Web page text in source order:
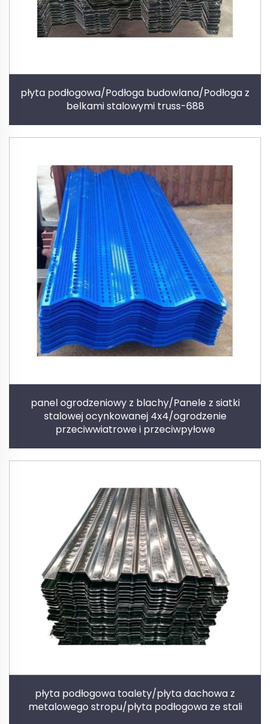
płyta podłogowa/Podłoga budowlana/Podłoga z
belkami stalowymi truss-688
panel ogrodzeniowy z blachy/Panele z siatki
stalowej ocynkowanej 4x4/ogrodzenie
przeciwwiatrowe i przeciwpyłowe
płyta podłogowa toalety/płyta dachowa z
metalowego stropu/płyta podłogowa ze stali